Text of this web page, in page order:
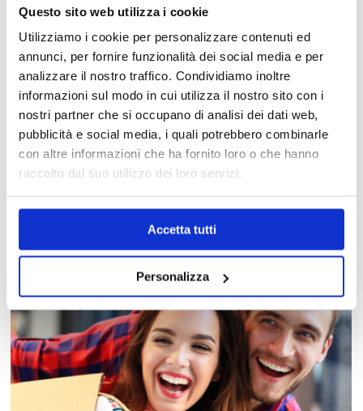
Questo sito web utilizza i cookie
Utilizziamo i cookie per personalizzare contenuti ed
annunci, per fornire funzionalità dei social media e per
analizzare il nostro traffico. Condividiamo inoltre
informazioni sul modo in cui utilizza il nostro sito con i
nostri partner che si occupano di analisi dei dati web,
pubblicità e social media, i quali potrebbero combinarle
con altre informazioni che ha fornito loro o che hanno
raccolto dal suo utilizzo dei loro servizi.
Accetta tutti
Personalizza
MAPPA DEL CENTRO